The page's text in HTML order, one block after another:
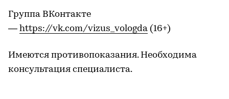
Группа ВКонтакте
— https://vk.com/vizus_vologda (16+)
Имеются противопоказания. Необходима
консультация специалиста.